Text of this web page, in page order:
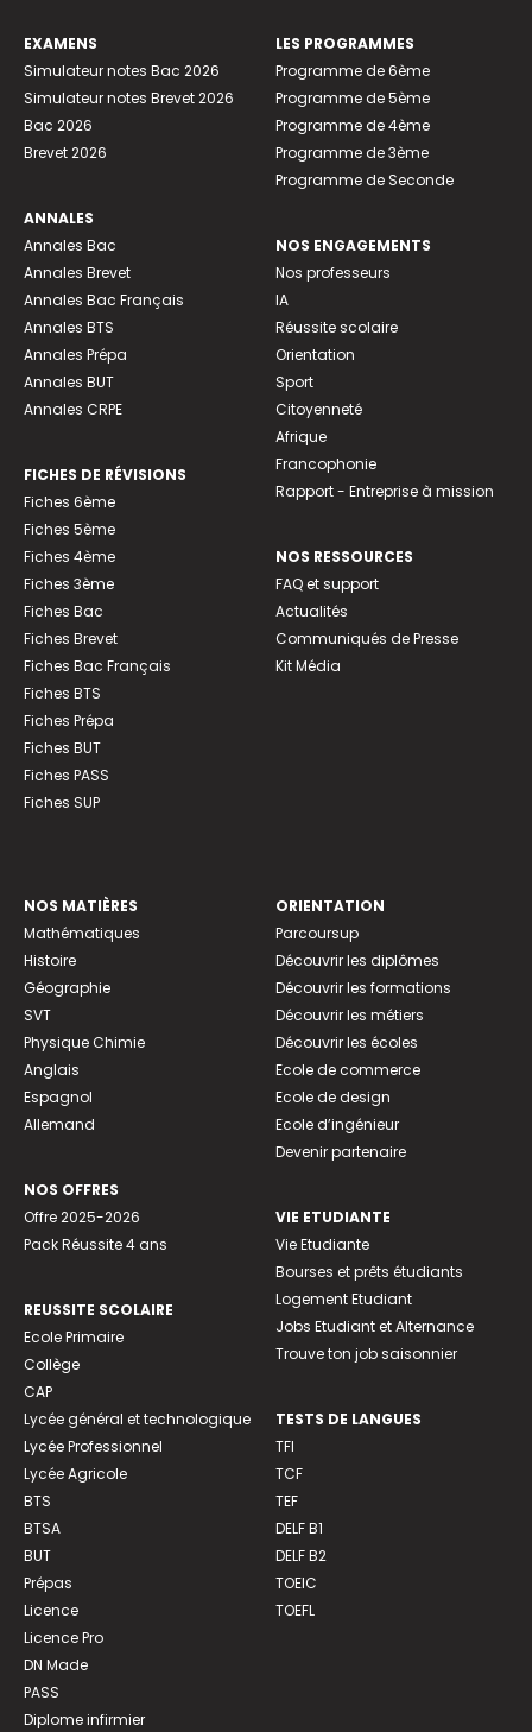
EXAMENS
Simulateur notes Bac 2026
Simulateur notes Brevet 2026
Bac 2026
Brevet 2026
ANNALES
Annales Bac
Annales Brevet
Annales Bac Français
Annales BTS
Annales Prépa
Annales BUT
Annales CRPE
FICHES DE RÉVISIONS
Fiches 6ème
Fiches 5ème
Fiches 4ème
Fiches 3ème
Fiches Bac
Fiches Brevet
Fiches Bac Français
Fiches BTS
Fiches Prépa
Fiches BUT
Fiches PASS
Fiches SUP
LES PROGRAMMES
Programme de 6ème
Programme de 5ème
Programme de 4ème
Programme de 3ème
Programme de Seconde
NOS ENGAGEMENTS
Nos professeurs
IA
Réussite scolaire
Orientation
Sport
Citoyenneté
Afrique
Francophonie
Rapport - Entreprise à mission
NOS RESSOURCES
FAQ et support
Actualités
Communiqués de Presse
Kit Média
NOS MATIÈRES
Mathématiques
Histoire
Géographie
SVT
Physique Chimie
Anglais
Espagnol
Allemand
NOS OFFRES
Offre 2025-2026
Pack Réussite 4 ans
REUSSITE SCOLAIRE
Ecole Primaire
Collège
CAP
Lycée général et technologique
Lycée Professionnel
Lycée Agricole
BTS
BTSA
BUT
Prépas
Licence
Licence Pro
DN Made
PASS
Diplome infirmier
ORIENTATION
Parcoursup
Découvrir les diplômes
Découvrir les formations
Découvrir les métiers
Découvrir les écoles
Ecole de commerce
Ecole de design
Ecole d’ingénieur
Devenir partenaire
VIE ETUDIANTE
Vie Etudiante
Bourses et prêts étudiants
Logement Etudiant
Jobs Etudiant et Alternance
Trouve ton job saisonnier
TESTS DE LANGUES
TFI
TCF
TEF
DELF B1
DELF B2
TOEIC
TOEFL